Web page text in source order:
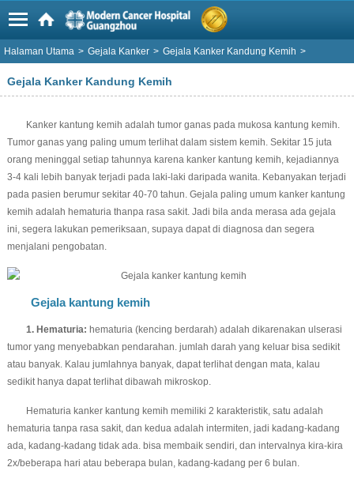
Halaman Utama > Gejala Kanker > Gejala Kanker Kandung Kemih >
Gejala Kanker Kandung Kemih
Kanker kantung kemih adalah tumor ganas pada mukosa kantung kemih.
Tumor ganas yang paling umum terlihat dalam sistem kemih. Sekitar 15 juta
orang meninggal setiap tahunnya karena kanker kantung kemih, kejadiannya
3-4 kali lebih banyak terjadi pada laki-laki daripada wanita. Kebanyakan terjadi
pada pasien berumur sekitar 40-70 tahun. Gejala paling umum kanker kantung
kemih adalah hematuria thanpa rasa sakit. Jadi bila anda merasa ada gejala
ini, segera lakukan pemeriksaan, supaya dapat di diagnosa dan segera
menjalani pengobatan.
Gejala kantung kemih
1. Hematuria: hematuria (kencing berdarah) adalah dikarenakan ulserasi
tumor yang menyebabkan pendarahan. jumlah darah yang keluar bisa sedikit
atau banyak. Kalau jumlahnya banyak, dapat terlihat dengan mata, kalau
sedikit hanya dapat terlihat dibawah mikroskop.
Hematuria kanker kantung kemih memiliki 2 karakteristik, satu adalah
hematuria tanpa rasa sakit, dan kedua adalah intermiten, jadi kadang-kadang
ada, kadang-kadang tidak ada. bisa membaik sendiri, dan intervalnya kira-kira
2x/beberapa hari atau beberapa bulan, kadang-kadang per 6 bulan.